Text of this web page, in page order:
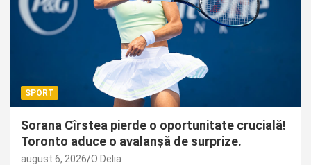
SPORT
Sorana Cîrstea pierde o oportunitate crucială!
Toronto aduce o avalanșă de surprize.
august 6, 2026 O Delia